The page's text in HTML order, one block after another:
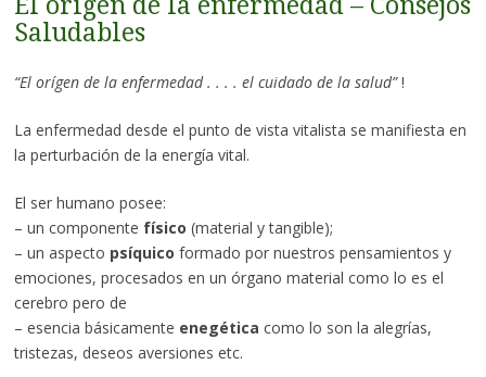
El orígen de la enfermedad – Consejos
Saludables
“El orígen de la enfermedad . . . . el cuidado de la salud”!
La enfermedad desde el punto de vista vitalista se manifiesta en
la perturbación de la energía vital.
El ser humano posee:
– un componente físico (material y tangible);
– un aspecto psíquico formado por nuestros pensamientos y
emociones, procesados en un órgano material como lo es el
cerebro pero de
– esencia básicamente enegética como lo son la alegrías,
tristezas, deseos aversiones etc.